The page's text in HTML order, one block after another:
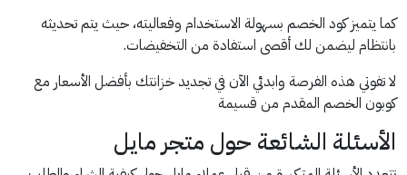
كما يتميز كود الخصم بسهولة الاستخدام وفعاليته، حيث يتم تحديثه
بانتظام ليضمن لك أقصى استفادة من التخفيضات.
لا تفوتي هذه الفرصة وابدئي الآن في تجديد خزانتك بأفضل الأسعار مع
كوبون الخصم المقدم من قسيمة
الأسئلة الشائعة حول متجر مايل